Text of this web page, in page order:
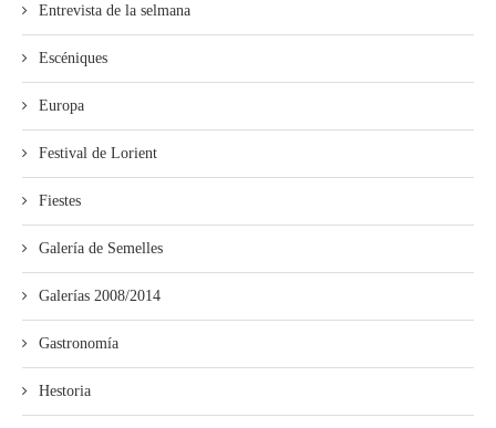
Entrevista de la selmana
Escéniques
Europa
Festival de Lorient
Fiestes
Galería de Semelles
Galerías 2008/2014
Gastronomía
Hestoria